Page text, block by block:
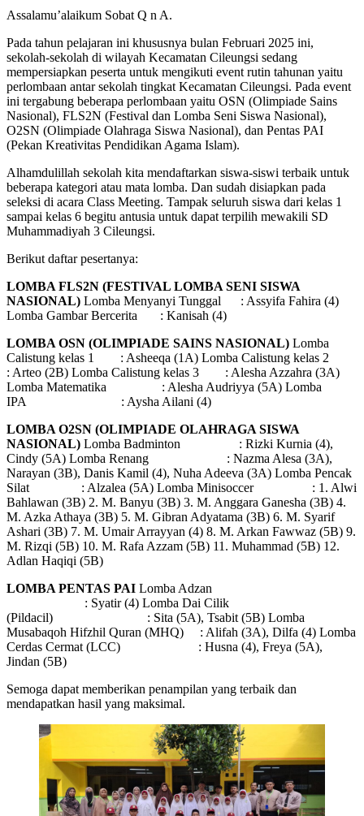
Assalamu’alaikum Sobat Q n A.
Pada tahun pelajaran ini khususnya bulan Februari 2025 ini,
sekolah-sekolah di wilayah Kecamatan Cileungsi sedang
mempersiapkan peserta untuk mengikuti event rutin tahunan yaitu
perlombaan antar sekolah tingkat Kecamatan Cileungsi. Pada event
ini tergabung beberapa perlombaan yaitu OSN (Olimpiade Sains
Nasional), FLS2N (Festival dan Lomba Seni Siswa Nasional),
O2SN (Olimpiade Olahraga Siswa Nasional), dan Pentas PAI
(Pekan Kreativitas Pendidikan Agama Islam).
Alhamdulillah sekolah kita mendaftarkan siswa-siswi terbaik untuk
beberapa kategori atau mata lomba. Dan sudah disiapkan pada
seleksi di acara Class Meeting. Tampak seluruh siswa dari kelas 1
sampai kelas 6 begitu antusia untuk dapat terpilih mewakili SD
Muhammadiyah 3 Cileungsi.
Berikut daftar pesertanya:
LOMBA FLS2N (FESTIVAL LOMBA SENI SISWA
NASIONAL) Lomba Menyanyi Tunggal : Assyifa Fahira (4)
Lomba Gambar Bercerita : Kanisah (4)
LOMBA OSN (OLIMPIADE SAINS NASIONAL) Lomba
Calistung kelas 1 : Asheeqa (1A) Lomba Calistung kelas 2
: Arteo (2B) Lomba Calistung kelas 3 : Alesha Azzahra (3A)
Lomba Matematika : Alesha Audriyya (5A) Lomba
IPA : Aysha Ailani (4)
LOMBA O2SN (OLIMPIADE OLAHRAGA SISWA
NASIONAL) Lomba Badminton : Rizki Kurnia (4),
Cindy (5A) Lomba Renang : Nazma Alesa (3A),
Narayan (3B), Danis Kamil (4), Nuha Adeeva (3A) Lomba Pencak
Silat : Alzalea (5A) Lomba Minisoccer : 1. Alwi
Bahlawan (3B) 2. M. Banyu (3B) 3. M. Anggara Ganesha (3B) 4.
M. Azka Athaya (3B) 5. M. Gibran Adyatama (3B) 6. M. Syarif
Ashari (3B) 7. M. Umair Arrayyan (4) 8. M. Arkan Fawwaz (5B) 9.
M. Rizqi (5B) 10. M. Rafa Azzam (5B) 11. Muhammad (5B) 12.
Adlan Haqiqi (5B)
LOMBA PENTAS PAI Lomba Adzan
: Syatir (4) Lomba Dai Cilik
(Pildacil) : Sita (5A), Tsabit (5B) Lomba
Musabaqoh Hifzhil Quran (MHQ) : Alifah (3A), Dilfa (4) Lomba
Cerdas Cermat (LCC) : Husna (4), Freya (5A),
Jindan (5B)
Semoga dapat memberikan penampilan yang terbaik dan
mendapatkan hasil yang maksimal.